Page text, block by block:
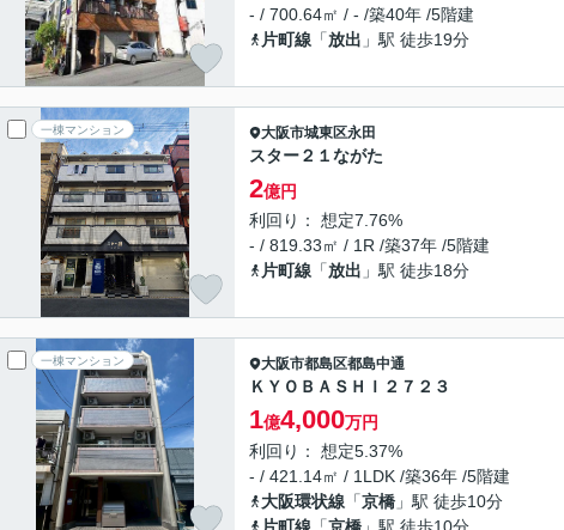
- / 700.64㎡ / - /築40年 /5階建
片町線 「放出 」駅 徒歩19分
一棟マンション 大阪市城東区永田
スター２１ながた
2億円
利回り： 想定7.76%
- / 819.33㎡ / 1R /築37年 /5階建
片町線 「放出 」駅 徒歩18分
一棟マンション 大阪市都島区都島中通
ＫＹＯＢＡＳＨＩ２７２３
1億4,000万円
利回り： 想定5.37%
- / 421.14㎡ / 1LDK /築36年 /5階建
大阪環状線 「京橋 」駅 徒歩10分